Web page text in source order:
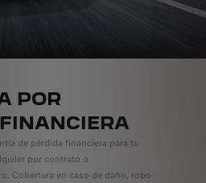
POR
de pérdida financiera para tu
por contrato o
Cobertura en caso de daño, robo